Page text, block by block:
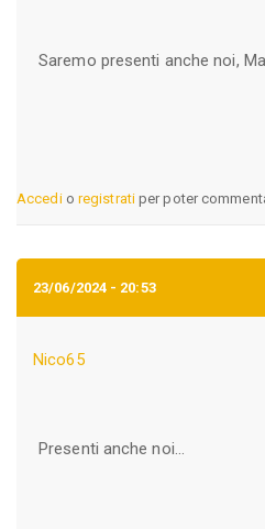
Saremo presenti anche noi,
Accedio registratiper poter
23/06/2024 - 20:53
Nico65
Presenti anche noi...